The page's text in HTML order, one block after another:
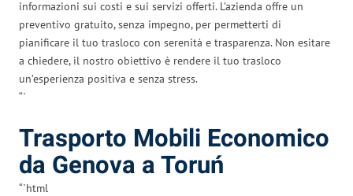
informazioni sui costi e sui servizi offerti. L’azienda offre un
preventivo gratuito, senza impegno, per permetterti di
pianificare il tuo trasloco con serenità e trasparenza. Non esitare
a chiedere, il nostro obiettivo è rendere il tuo trasloco
un’esperienza positiva e senza stress.
“`
Trasporto Mobili Economico
da Genova a Toruń
“`html